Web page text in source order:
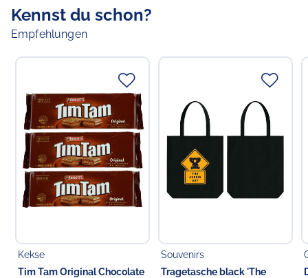
Kennst du schon?
Empfehlungen
Kekse
Tim Tam Original Chocolate
Souvenirs
Tragetasche black 'The